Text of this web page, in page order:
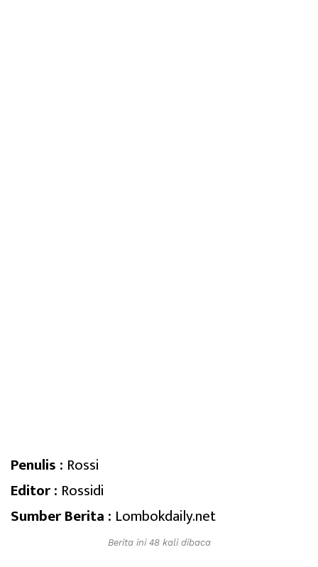
Penulis : Rossi
Editor : Rossidi
Sumber Berita : Lombokdaily.net
Berita ini 48 kali dibaca